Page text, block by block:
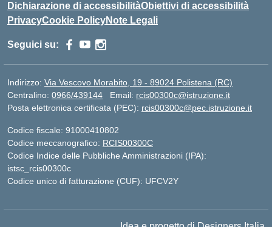
Dichiarazione di accessibilitàObiettivi di accessibilità
PrivacyCookie PolicyNote Legali
Seguici su:
Indirizzo: Via Vescovo Morabito, 19 - 89024 Polistena (RC)
Centralino: 0966/439144 Email: rcis00300c@istruzione.it
Posta elettronica certificata (PEC): rcis00300c@pec.istruzione.it
Codice fiscale: 91000410802
Codice meccanografico: RCIS00300C
Codice Indice delle Pubbliche Amministrazioni (IPA):
istsc_rcis00300c
Codice unico di fatturazione (CUF): UFCV2Y